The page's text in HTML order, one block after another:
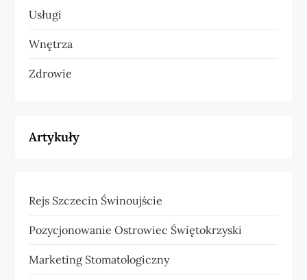
Usługi
Wnętrza
Zdrowie
Artykuły
Rejs Szczecin Świnoujście
Pozycjonowanie Ostrowiec Świętokrzyski
Marketing Stomatologiczny